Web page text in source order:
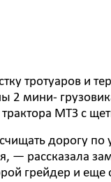
тротуаров и
2 мини-
МТЗ с
дорогу по
— рассказала
грейдер и